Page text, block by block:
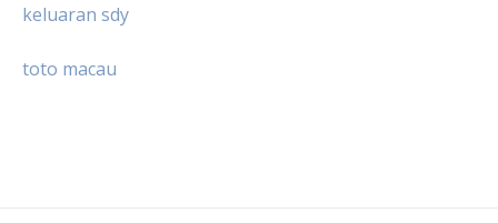
keluaran sdy
toto macau